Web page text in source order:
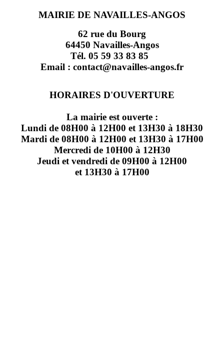
MAIRIE DE NAVAILLES-ANGOS
62 rue du Bourg
64450 Navailles-Angos
Tél. 05 59 33 83 85
Email : contact@navailles-angos.fr
HORAIRES D'OUVERTURE
La mairie est ouverte :
Lundi de 08H00 à 12H00 et 13H30 à 18H30
Mardi de 08H00 à 12H00 et 13H30 à 17H00
Mercredi de 10H00 à 12H30
Jeudi et vendredi de 09H00 à 12H00
et 13H30 à 17H00